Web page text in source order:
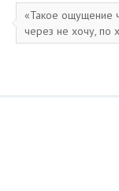
Такое ощущение
через не хочу, по